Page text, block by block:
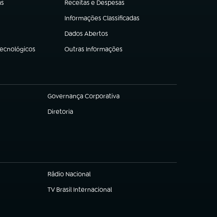
Receitas e Despesas
(abre em nova aba)
Informações Classificadas
(abre em nova aba)
Dados Abertos
(abre em nova aba)
Outras Informações
(abre em nova aba)
Governança Corporativa
(abre em nova aba)
Diretoria
(abre em nova aba)
Rádio Nacional
(abre em nova aba)
TV Brasil Internacional
(abre em nova aba)